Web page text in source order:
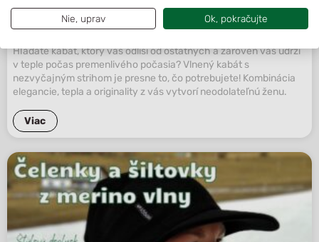
Vlnený kabát, ktorý očarí aj zahreje
Hľadáte kabát, ktorý vás odlíši od ostatných a zároveň vás udrží
v teple počas premenlivého počasia? Vlnený kabát s
nezvyčajným strihom je presne to, čo potrebujete! Kombinácia
elegancie, tepla a originality z vás vytvorí neodolateľnú ženu.
Viac
Nie, uprav Ok, pokračujte